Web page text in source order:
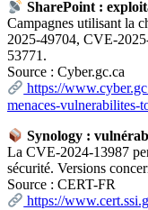
SharePoint :
Campagnes utilisant la
2025-49704, CVE-
53771.
Source : Cyber.gc.ca
https://
menaces-vulnerabilites-
Synology :
La CVE-2024-13987
sécurité. Versions
Source : CERT-FR
https://